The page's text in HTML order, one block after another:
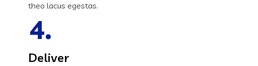
theo lacus egestas.
4.
Deliver